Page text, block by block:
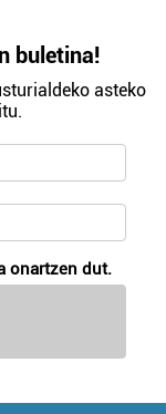
buletina!
asteko
onartzen dut.